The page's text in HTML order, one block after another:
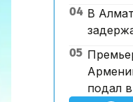
04 В
05
подал